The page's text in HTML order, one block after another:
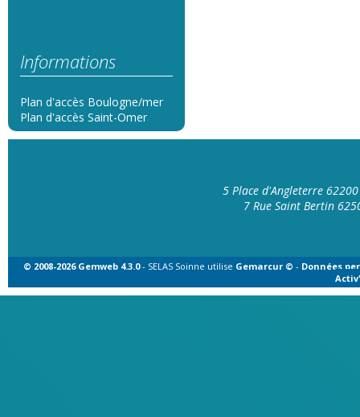
Informations
Plan d'accès Boulogne/mer
Plan d'accès Saint-Omer
5 Place d'Angleterre
7 Rue Saint Bertin
© 2008-2026 Gemweb 4.3.0- SELAS Soinne utilise Gemarcur © - Données